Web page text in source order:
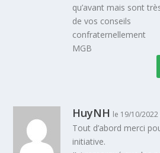
qu’avant mais sont
de vos conseils
confraternellement
MGB
HuyNH le 19/10/2022
Tout d’abord merci
initiative.